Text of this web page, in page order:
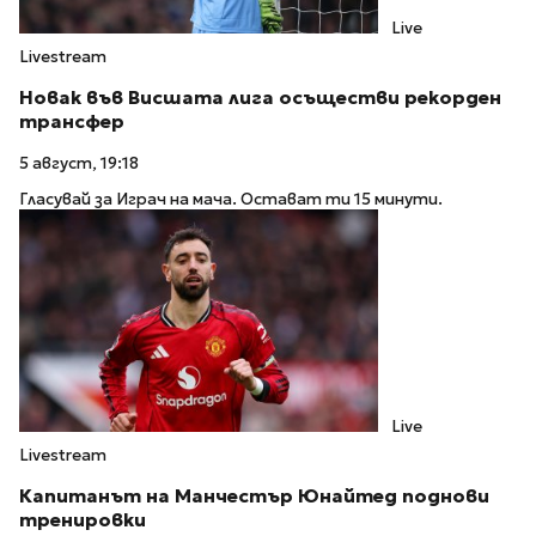
Live
Livestream
Новак във Висшата лига осъществи рекорден
трансфер
5 август, 19:18
Гласувай за Играч на мача. Остават ти 15 минути.
Live
Livestream
Капитанът на Манчестър Юнайтед поднови
тренировки